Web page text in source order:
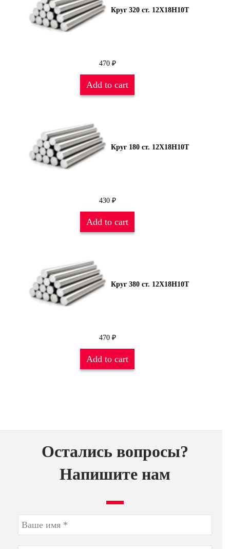
Круг 320 ст. 12Х18Н10Т
470 ₽
Add to cart
Круг 180 ст. 12Х18Н10Т
430 ₽
Add to cart
Круг 380 ст. 12Х18Н10Т
470 ₽
Add to cart
Остались вопросы?
Напишите нам